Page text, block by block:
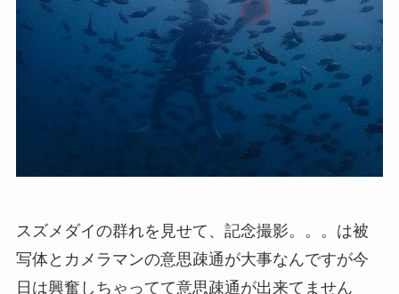
スズメダイの群れを見せて、記念撮影。。。は被
写体とカメラマンの意思疎通が大事なんですが今
日は興奮しちゃってて意思疎通が出来てません